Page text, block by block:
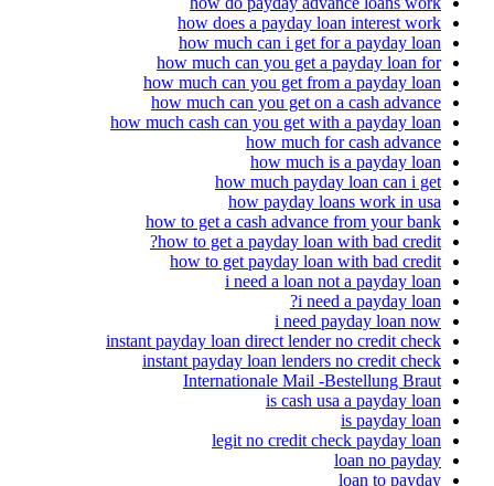
how does a payday loan interest work
how much can i get for a payday loan
how much can you get a payday loan for
how much can you get from a payday loan
how much can you get on a cash advance
how much cash can you get with a payday loan
how much for cash advance
how much is a payday loan
how much payday loan can i get
how payday loans work in usa
how to get a cash advance from your bank
how to get a payday loan with bad credit?
how to get payday loan with bad credit
i need a loan not a payday loan
i need a payday loan?
i need payday loan now
instant payday loan direct lender no credit check
instant payday loan lenders no credit check
Internationale Mail -Bestellung Braut
is cash usa a payday loan
is payday loan
legit no credit check payday loan
loan no payday
loan to payday